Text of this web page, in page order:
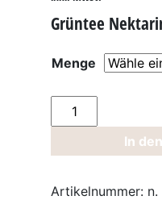
Grüntee
Menge
Grüntee
Nektarine
In
Artikelnummer: n.